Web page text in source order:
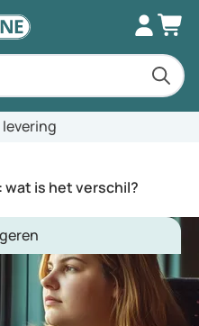
wat is het verschil?